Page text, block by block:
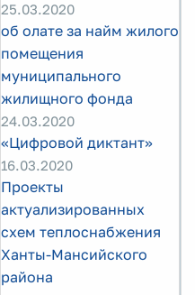
25.03.2020
об олате за найм жилого
помещения
муниципального
жилищного фонда
24.03.2020
«Цифровой диктант»
16.03.2020
Проекты
актуализированных
схем теплоснабжения
Ханты-Мансийского
района